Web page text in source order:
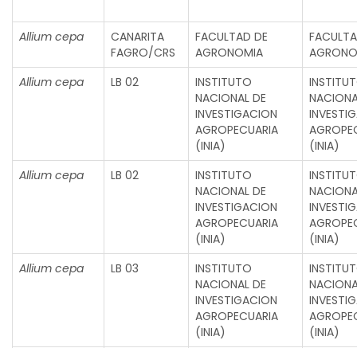
Allium cepa
CANARITA
FAGRO/CRS
FACULTAD DE
AGRONOMIA
Allium cepa
LB 02
INSTITUTO
NACIONAL DE
INVESTIGACION
AGROPECUARIA
(INIA)
(INIA)
Allium cepa
LB 02
INSTITUTO
NACIONAL DE
INVESTIGACION
AGROPECUARIA
(INIA)
(INIA)
Allium cepa
LB 03
INSTITUTO
NACIONAL DE
INVESTIGACION
AGROPECUARIA
(INIA)
(INIA)